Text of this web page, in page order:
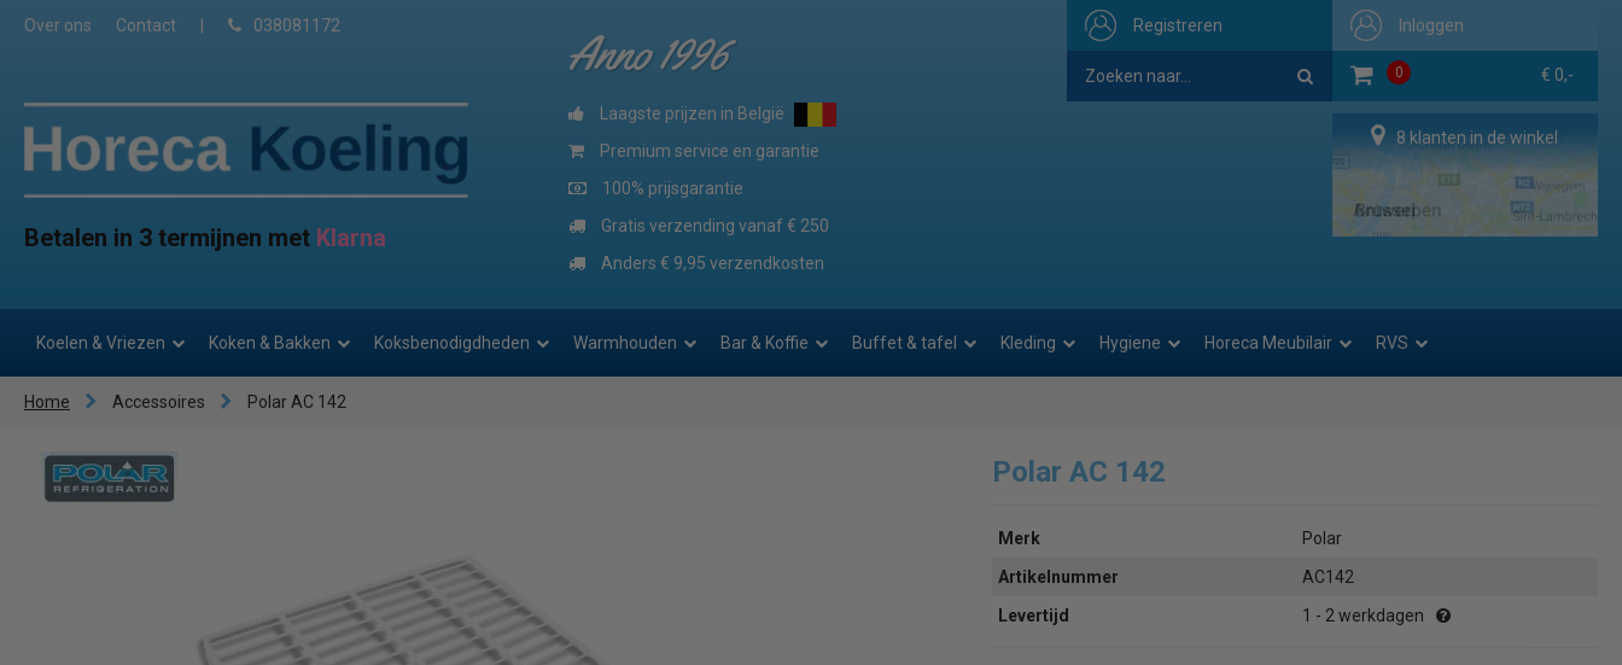
Over ons Contact 038081172 Inloggen
0 € 0,-
Registreren
Betalen in 3 termijnen met Klarna
Anno 1996
Laagste prijzen in België
Premium service en garantie
100% prijsgarantie
Gratis verzending vanaf € 250
Anders € 9,95 verzendkosten
8 klanten in de winkel
Koelen & Vriezen Koken & Bakken Koksbenodigdheden Warmhouden Bar & Koffie Buffet & tafel Kleding Hygiene Horeca Meubilair RVS
Home Accessoires Polar AC 142
Polar AC 142
Merk
Polar
Artikelnummer
AC142
Levertijd
1 - 2 werkdagen